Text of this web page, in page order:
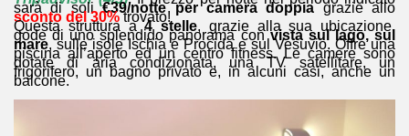
sarà di soli€39/notte per camera doppiagrazie allo
sconto del 30%trovato!
Questa struttura a4 stelle, grazie alla sua ubicazione,
gode di uno splendido panorama convista sul lago, sul
mare, sulle isole Ischia e Procida e sul Vesuvio. Offre una
piscina all’aperto ed un centro fitness. Le camere sono
dotate di aria condizionata, una TV satellitare, un
frigorifero, un bagno privato e, in alcuni casi, anche un
balcone.